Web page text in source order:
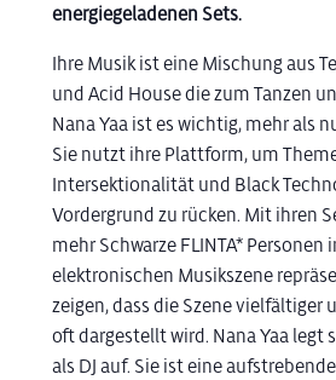
energiegeladenen Sets.
Ihre Musik ist eine Mischung aus
und Acid House die zum Tanzen
Nana Yaa ist es wichtig, mehr als
Sie nutzt ihre Plattform, um
Intersektionalität und Black
Vordergrund zu rücken. Mit ihren
mehr Schwarze FLINTA* Personen
elektronischen Musikszene
zeigen, dass die Szene vielfältiger
oft dargestellt wird. Nana Yaa legt
als DJ auf. Sie ist eine